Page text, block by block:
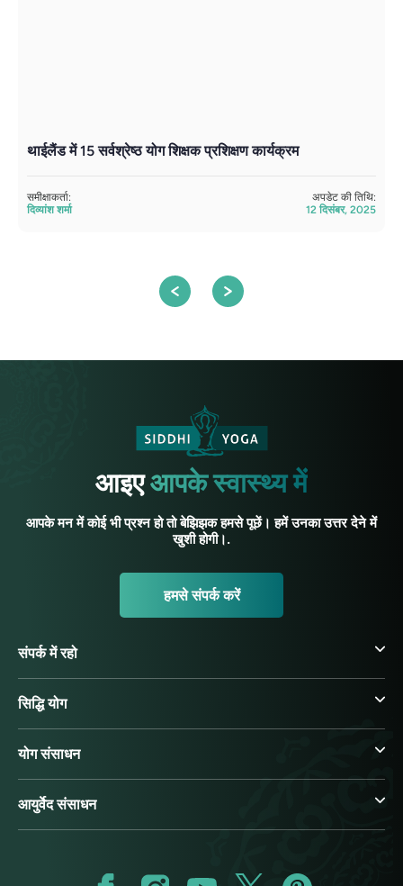
थाईलैंड में 15 सर्वश्रेष्ठ योग शिक्षक प्रशिक्षण कार्यक्रम
समीक्षाकर्ता:
दिव्यांश शर्मा
अपडेट की तिथि:
12 दिसंबर, 2025
आइएआपके स्वास्थ्य में
आपके मन में कोई भी प्रश्न हो तो बेझिझक हमसे पूछें। हमें उनका उत्तर देने में
खुशी होगी।.
हमसे संपर्क करें
संपर्क में रहो
सिद्धि योग
योग संसाधन
आयुर्वेद संसाधन